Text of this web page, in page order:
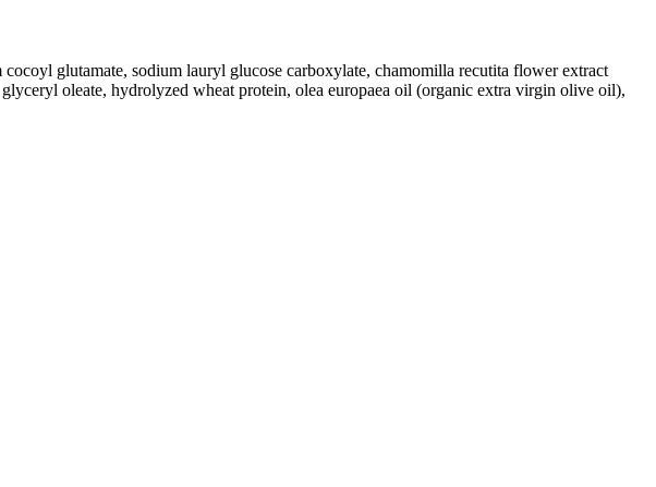
glutamate, sodium lauryl glucose carboxylate, chamomilla recutita flower extract
oleate, hydrolyzed wheat protein, olea europaea oil (organic extra virgin olive oil),